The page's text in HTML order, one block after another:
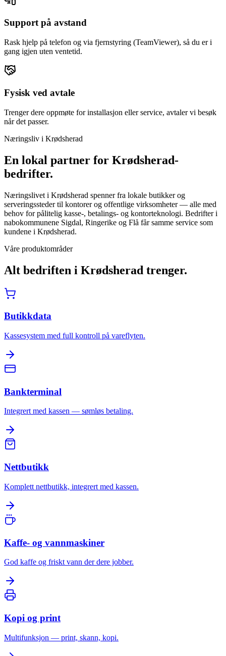
Support på avstand
Rask hjelp på telefon og via fjernstyring (TeamViewer), så du er i
gang igjen uten ventetid.
Fysisk ved avtale
Trenger dere oppmøte for installasjon eller service, avtaler vi besøk
når det passer.
Næringsliv i Krødsherad
En lokal partner for Krødsherad-
bedrifter.
Næringslivet i Krødsherad spenner fra lokale butikker og
serveringssteder til kontorer og offentlige virksomheter — alle med
behov for pålitelig kasse-, betalings- og kontorteknologi. Bedrifter i
nabokommunene Sigdal, Ringerike og Flå får samme service som
kundene i Krødsherad.
Våre produktområder
Alt bedriften i Krødsherad trenger.
Butikkdata
Kassesystem med full kontroll på vareflyten.
Bankterminal
Integrert med kassen — sømløs betaling.
Nettbutikk
Komplett nettbutikk, integrert med kassen.
Kaffe- og vannmaskiner
God kaffe og friskt vann der dere jobber.
Kopi og print
Multifunksjon — print, skann, kopi.